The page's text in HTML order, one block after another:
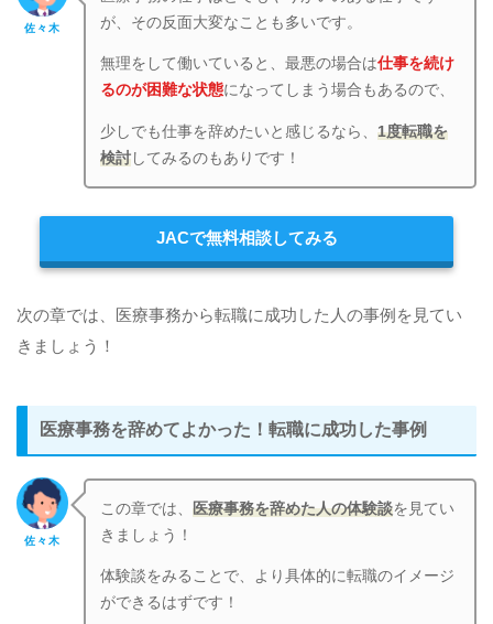
佐々木
が、その反面大変なことも多いです。
無理をして働いていると、最悪の場合は仕事を続け
るのが困難な状態になってしまう場合もあるので、
少しでも仕事を辞めたいと感じるなら、1度転職を
検討 してみるのもありです！
JACで無料相談してみる
次の章では、医療事務から転職に成功した人の事例を見てい
きましょう！
医療事務を辞めてよかった！転職に成功した事例
佐々木
この章では、医療事務を辞めた人の体験談を見てい
きましょう！
体験談をみることで、より具体的に転職のイメージ
ができるはずです！